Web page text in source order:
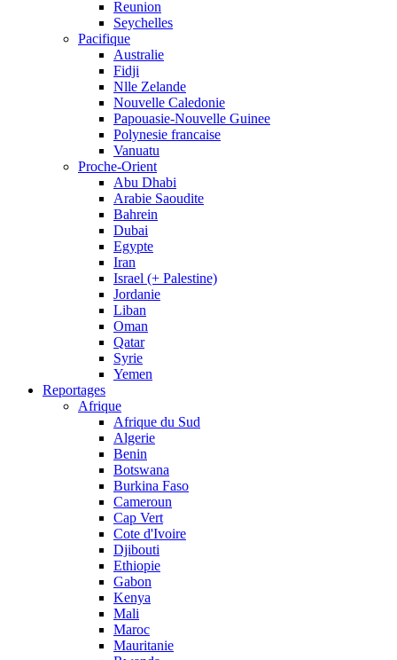
Reunion
Seychelles
Pacifique
Australie
Fidji
Nlle Zelande
Nouvelle Caledonie
Papouasie-Nouvelle Guinee
Polynesie francaise
Vanuatu
Proche-Orient
Abu Dhabi
Arabie Saoudite
Bahrein
Dubai
Egypte
Iran
Israel (+ Palestine)
Jordanie
Liban
Oman
Qatar
Syrie
Yemen
Reportages
Afrique
Afrique du Sud
Algerie
Benin
Botswana
Burkina Faso
Cameroun
Cap Vert
Cote d'Ivoire
Djibouti
Ethiopie
Gabon
Kenya
Mali
Maroc
Mauritanie